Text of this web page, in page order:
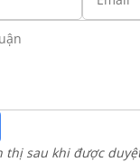
thị sau khi được